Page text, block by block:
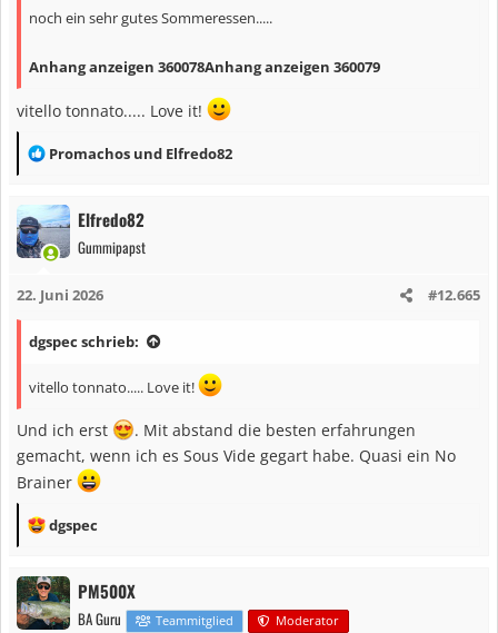
:
noch ein sehr gutes Sommeressen.....
Anhang anzeigen 360078Anhang anzeigen 360079
vitello tonnato..... Love it!
R
a
k
t
o
e
:
Promachos und Elfredo82
Elfredo82
Gummipapst
22. Juni 2026 #12.665
dgspec schrieb:
vitello tonnato..... Love it!
Und ich erst
. Mit abstand die besten erfahrungen
gemacht, wenn ich es Sous Vide gegart habe. Quasi ein No
Brainer
R
a
k
t
dgspec
PM500X
BA Guru Teammitglied Moderator